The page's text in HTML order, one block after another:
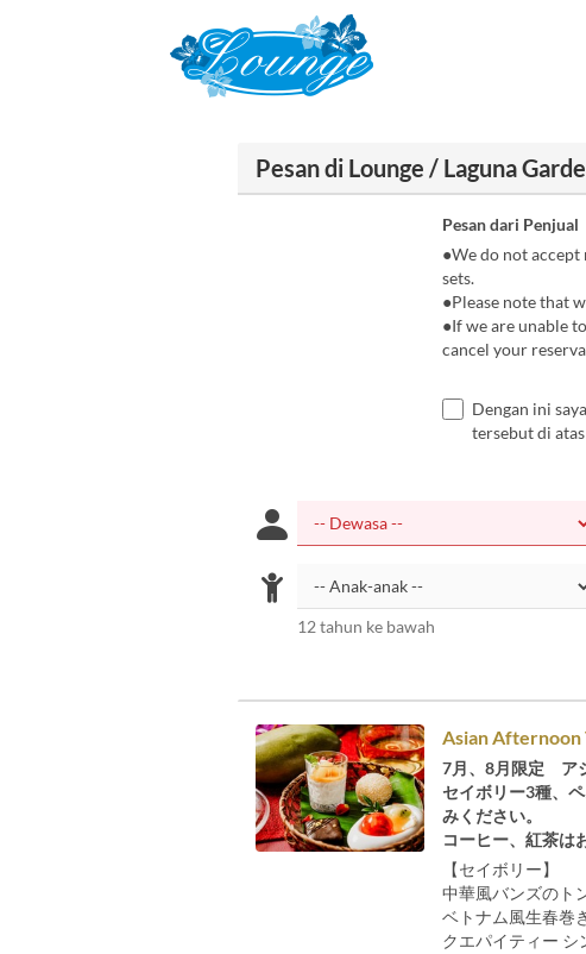
Pesan di Lounge / Laguna
Pesan dari Penjual
●We do not
sets.
●Please note that
●If we are unable
cancel your
Dengan ini
tersebut di atas
12 tahun ke bawah
Asian Afternoon
7月、8月限定 ア
セイボリー3種、
みください。
コーヒー、紅茶は
【セイボリー】
中華風バンズのト
ベトナム風生春巻
クエパイティー シ